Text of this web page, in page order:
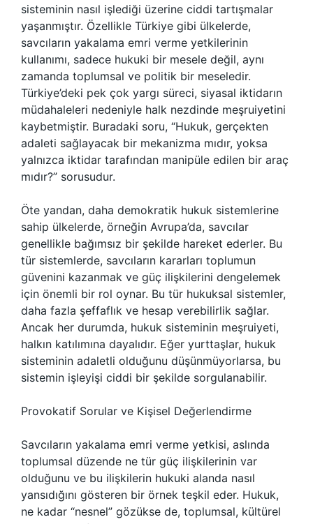
sisteminin nasıl işlediği üzerine ciddi tartışmalar
yaşanmıştır. Özellikle Türkiye gibi ülkelerde,
savcıların yakalama emri verme yetkilerinin
kullanımı, sadece hukuki bir mesele değil, aynı
zamanda toplumsal ve politik bir meseledir.
Türkiye’deki pek çok yargı süreci, siyasal iktidarın
müdahaleleri nedeniyle halk nezdinde meşruiyetini
kaybetmiştir. Buradaki soru, “Hukuk, gerçekten
adaleti sağlayacak bir mekanizma mıdır, yoksa
yalnızca iktidar tarafından manipüle edilen bir araç
mıdır?” sorusudur.
Öte yandan, daha demokratik hukuk sistemlerine
sahip ülkelerde, örneğin Avrupa’da, savcılar
genellikle bağımsız bir şekilde hareket ederler. Bu
tür sistemlerde, savcıların kararları toplumun
güvenini kazanmak ve güç ilişkilerini dengelemek
için önemli bir rol oynar. Bu tür hukuksal sistemler,
daha fazla şeffaflık ve hesap verebilirlik sağlar.
Ancak her durumda, hukuk sisteminin meşruiyeti,
halkın katılımına dayalıdır. Eğer yurttaşlar, hukuk
sisteminin adaletli olduğunu düşünmüyorlarsa, bu
sistemin işleyişi ciddi bir şekilde sorgulanabilir.
Provokatif Sorular ve Kişisel Değerlendirme
Savcıların yakalama emri verme yetkisi, aslında
toplumsal düzende ne tür güç ilişkilerinin var
olduğunu ve bu ilişkilerin hukuki alanda nasıl
yansıdığını gösteren bir örnek teşkil eder. Hukuk,
ne kadar “nesnel” gözükse de, toplumsal, kültürel